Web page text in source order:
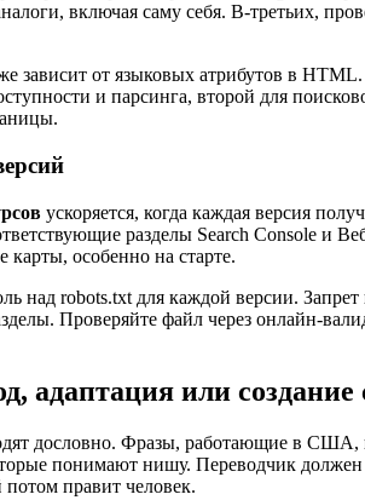
включая саму себя. В-третьих,
зависит от языковых атрибутов в
и парсинга, второй для
ускоряется, когда каждая версия
разделы Search Console и
карты, особенно на старте.
над robots.txt для каждой версии.
Проверяйте файл через онлайн-
адаптация или создание
дословно. Фразы, работающие в
понимают нишу. Переводчик
правит человек.